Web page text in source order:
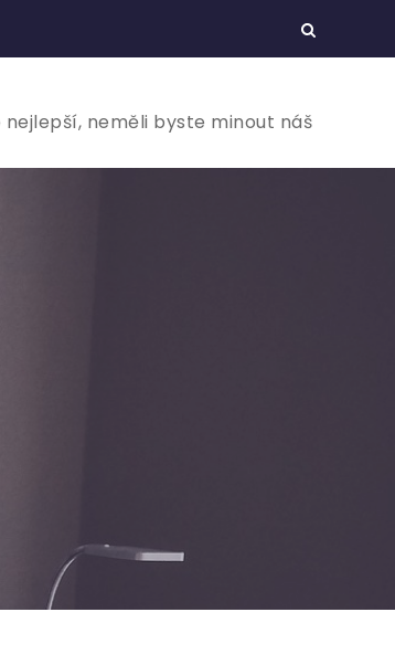
neměli byste minout náš